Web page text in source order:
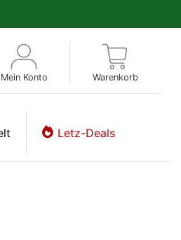
Mein Konto Warenkorb
Letz-Deals